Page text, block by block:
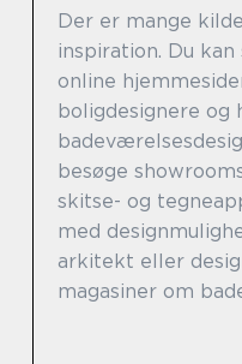
Der er mange
inspiration. Du
online
boligdesignere og
besøge
skitse- og
med
arkitekt eller
magasiner om